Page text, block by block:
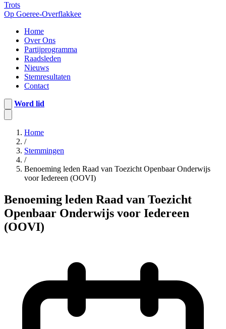
Trots
Op Goeree-Overflakkee
Home
Over Ons
Partijprogramma
Raadsleden
Nieuws
Stemresultaten
Contact
Word lid
Home
/
Stemmingen
/
Benoeming leden Raad van Toezicht Openbaar Onderwijs
voor Iedereen (OOVI)
Benoeming leden Raad van Toezicht
Openbaar Onderwijs voor Iedereen
(OOVI)